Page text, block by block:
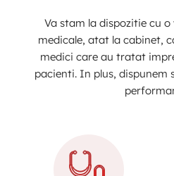
Va stam la dispozitie cu
medicale, atat la cabinet,
medici care au tratat
pacienti. In plus, dispunem